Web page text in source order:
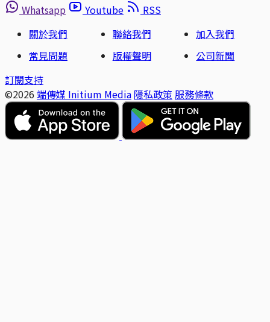
Whatsapp
Youtube
RSS
關於我們
聯絡我們
加入我們
常見問題
版權聲明
公司新聞
訂閱支持
©2026 端傳媒 Initium Media 隱私政策 服務條款